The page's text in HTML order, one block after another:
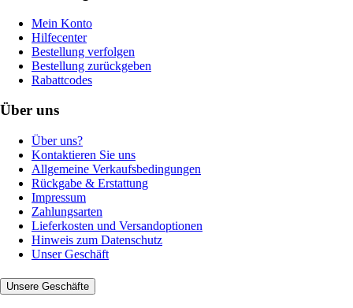
Mein Konto
Hilfecenter
Bestellung verfolgen
Bestellung zurückgeben
Rabattcodes
Über uns
Über uns?
Kontaktieren Sie uns
Allgemeine Verkaufsbedingungen
Rückgabe & Erstattung
Impressum
Zahlungsarten
Lieferkosten und Versandoptionen
Hinweis zum Datenschutz
Unser Geschäft
Unsere Geschäfte